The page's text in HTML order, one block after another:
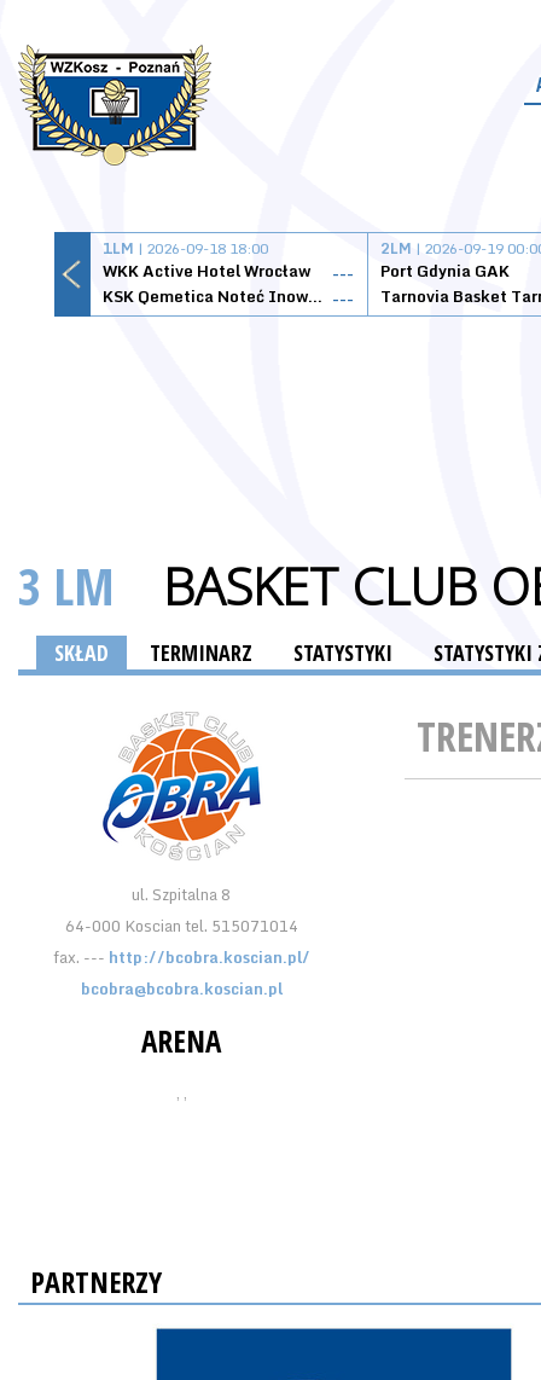
1LM | 2026-09-18 18:00
WKK Active Hotel Wrocław
---
KSK Qemetica Noteć Inowrocław ---
2LM | 2026-09-19
Port Gdynia GAK
3 LM BASKET CLUB
SKŁAD TERMINARZ STATYSTYKI
ul. Szpitalna 8
64-000 Koscian tel. 515071014
fax. --- http://bcobra.koscian.pl/
bcobra@bcobra.koscian.pl
ARENA
, ,
PARTNERZY